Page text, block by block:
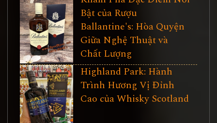
Bật của Rượu
Ballantine's: Hòa Quyện
Giữa Nghệ Thuật và
Chất Lượng
Highland Park: Hành
Trình Hương Vị Đỉnh
Cao của Whisky Scotland